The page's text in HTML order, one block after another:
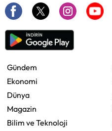
Gündem
Ekonomi
Dünya
Magazin
Bilim ve Teknoloji